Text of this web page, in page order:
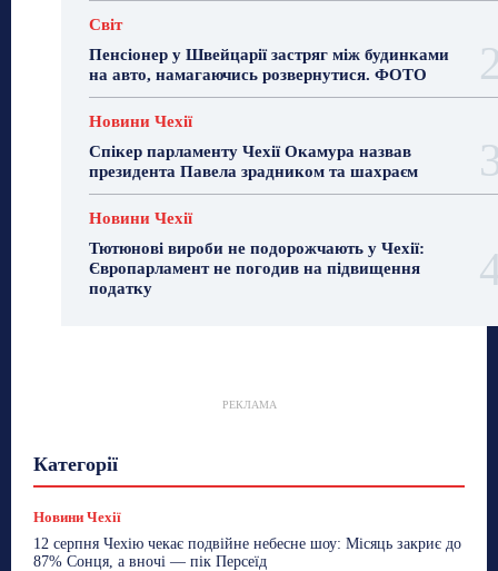
Світ
Пенсіонер у Швейцарії застряг між будинками
на авто, намагаючись розвернутися. ФОТО
Новини Чехії
Спікер парламенту Чехії Окамура назвав
президента Павела зрадником та шахраєм
Новини Чехії
Тютюнові вироби не подорожчають у Чехії:
Європарламент не погодив на підвищення
податку
РЕКЛАМА
Категорії
Новини Чехії
Сад та город Світ
ТехноМанія
Топ-новини Фоторепортаж
Новини Чехії
12 серпня Чехію чекає подвійне небесне шоу: Місяць закриє до
87% Сонця, а вночі — пік Персеїд